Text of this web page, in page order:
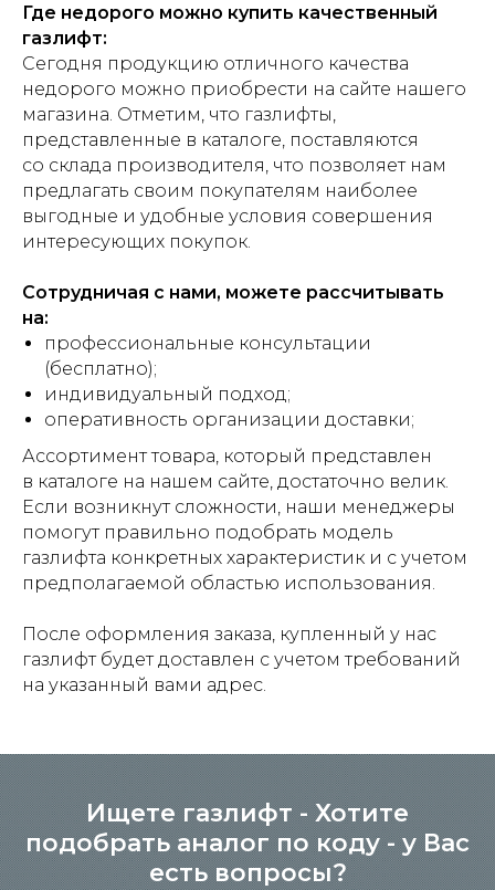
Где недорого можно купить качественный
газлифт:
Сегодня продукцию отличного качества
недорого можно приобрести на сайте нашего
магазина. Отметим, что газлифты,
представленные в каталоге, поставляются
со склада производителя, что позволяет нам
предлагать своим покупателям наиболее
выгодные и удобные условия совершения
интересующих покупок.
Сотрудничая с нами, можете рассчитывать
на:
профессиональные консультации
(бесплатно);
индивидуальный подход;
оперативность организации доставки;
Ассортимент товара, который представлен
в каталоге на нашем сайте, достаточно велик.
Если возникнут сложности, наши менеджеры
помогут правильно подобрать модель
газлифта конкретных характеристик и с учетом
предполагаемой областью использования.
После оформления заказа, купленный у нас
газлифт будет доставлен с учетом требований
на указанный вами адрес.
Ищете газлифт - Хотите
подобрать аналог по коду - у Вас
есть вопросы?